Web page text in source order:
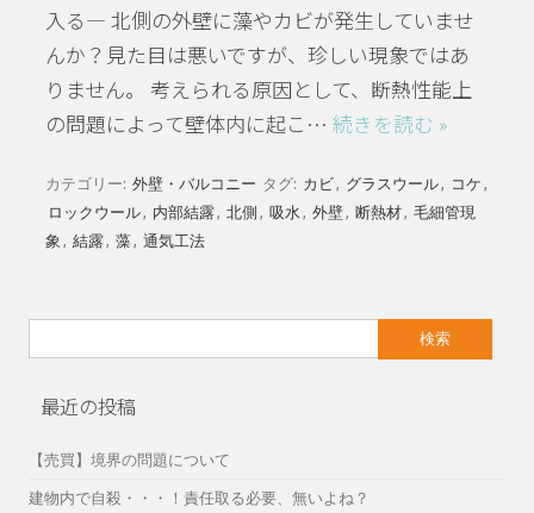
入る― 北側の外壁に藻やカビが発生していませ
んか？見た目は悪いですが、珍しい現象ではあ
りません。 考えられる原因として、断熱性能上
の問題によって壁体内に起こ… 続きを読む »
カテゴリー: 外壁・バルコニー タグ: カビ, グラスウール, コケ ,
ロックウール, 内部結露, 北側 , 吸水 , 外壁, 断熱材, 毛細管現
象 , 結露, 藻, 通気工法
索:
最近の投稿
【売買】境界の問題について
建物内で自殺・・・！責任取る必要、無いよね？